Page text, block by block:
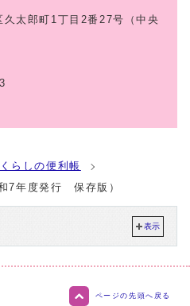
太郎町1丁目2番27号（中央
くらしの便利帳
7年度発行 保存版）
表示
ページの先頭へ戻る